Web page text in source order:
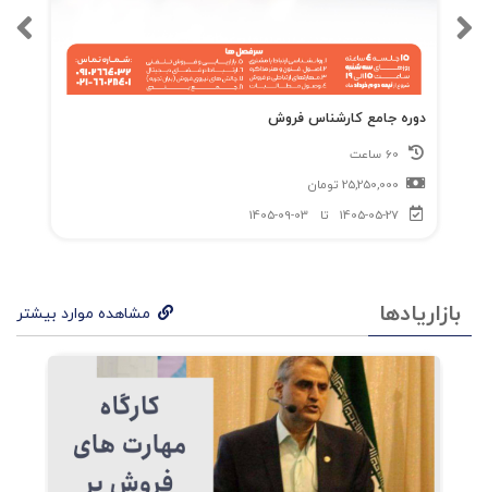
دوره جامع کارشناس فروش
25,250,000 تومان
1405-05-27
تا 1405-09-03
بازاریادها مشاهده موارد بیشتر